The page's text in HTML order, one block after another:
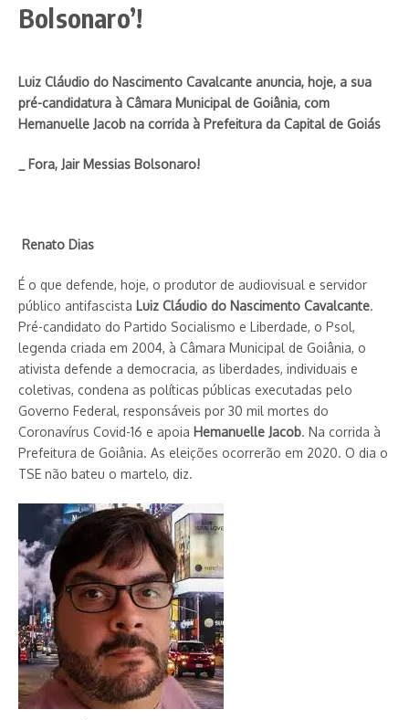
Bolsonaro’!
Luiz Cláudio do Nascimento Cavalcante anuncia, hoje, a sua
pré-candidatura à Câmara Municipal de Goiânia, com
Hemanuelle Jacob na corrida à Prefeitura da Capital de Goiás
_ Fora, Jair Messias Bolsonaro!
Renato Dias
É o que defende, hoje, o produtor de audiovisual e servidor
público antifascista Luiz Cláudio do Nas­cimento Cavalcante.
Pré-candidato do Partido Socialismo e Liberdade, o Psol,
legenda cria­da em 2004, à Câmara Municipal de Goiânia, o
ativista defende a democracia, as liberdades, individuais e
coletivas, condena as políticas públicas executadas pelo
Governo Federal, responsáveis por 30 mil mortes do
Coronavírus Covid-16 e apoia Hemanuelle Jacob. Na corrida à
Prefeitura de Goiânia. As eleições ocorrerão em 2020. O dia o
TSE não bateu o martelo, diz.